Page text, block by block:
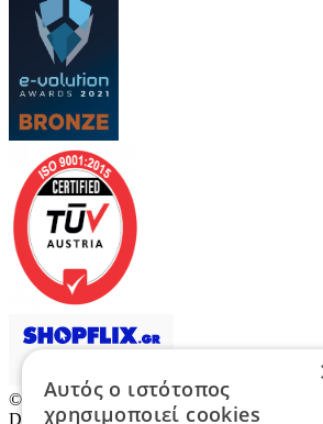
© 2026TradeRetail.gr - All rights reserved
Designed & developed by
Αυτός ο ιστότοπος
χρησιμοποιεί cookies